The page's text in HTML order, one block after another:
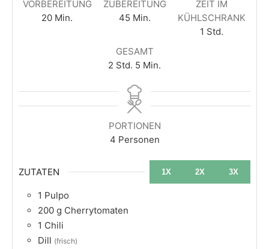
VORBEREITUNG
20 Min.
ZUBEREITUNG
45 Min.
ZEIT IM
KÜHLSCHRANK
1 Std.
GESAMT
2 Std. 5 Min.
PORTIONEN
4 Personen
ZUTATEN 1X 2X 3X
1 Pulpo
200 g Cherrytomaten
1 Chili
Dill (frisch)